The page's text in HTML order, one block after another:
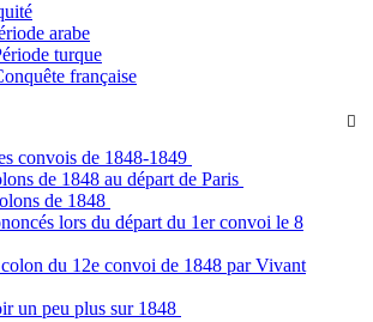
arabe
turque
française

convois de 1848-1849
de 1848 au départ de Paris
de 1848
lors du départ du 1er convoi le 8
du 12e convoi de 1848 par Vivant
un peu plus sur 1848